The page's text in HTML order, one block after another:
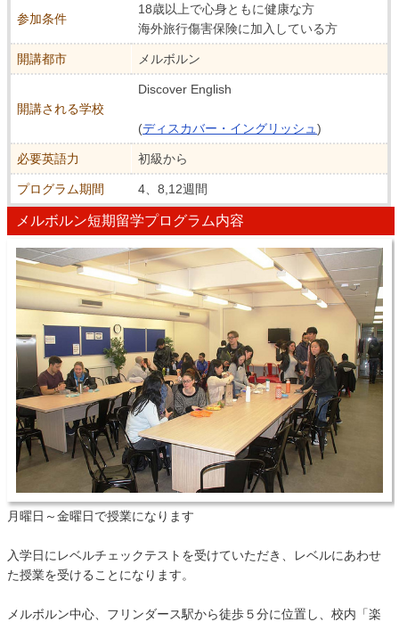
参加条件
18歳以上で心身ともに健康な方
海外旅行傷害保険に加入している方
開講都市 メルボルン
開講される学校
Discover English
(ディスカバー・イングリッシュ)
必要英語力 初級から
プログラム期間 4、8,12週間
メルボルン短期留学プログラム内容
月曜日～金曜日で授業になります
入学日にレベルチェックテストを受けていただき、レベルにあわせ
た授業を受けることになります。
メルボルン中心、フリンダース駅から徒歩５分に位置し、校内「楽